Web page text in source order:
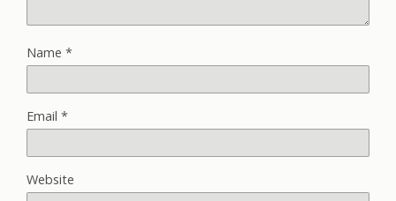
Name *
Email *
Website